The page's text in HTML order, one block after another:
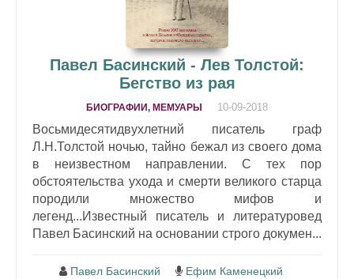
Павел Басинский - Лев Толстой:
Бегство из рая
БИОГРАФИИ, МЕМУАРЫ 10-09-2018
Восьмидесятидвухлетний писатель граф
Л.Н.Толстой ночью, тайно бежал из своего дома
в неизвестном направлении. С тех пор
обстоятельства ухода и смерти великого старца
породили множество мифов и
легенд...Известный писатель и литературовед
Павел Басинский на основании строго докумен...
Павел Басинский
Ефим Каменецкий